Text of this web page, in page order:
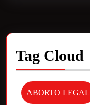
Tag Cloud
ABORTO LEGAL